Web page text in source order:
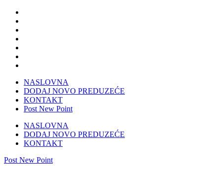
NASLOVNA
DODAJ NOVO PREDUZEĆE
KONTAKT
Post New Point
NASLOVNA
DODAJ NOVO PREDUZEĆE
KONTAKT
Post New Point